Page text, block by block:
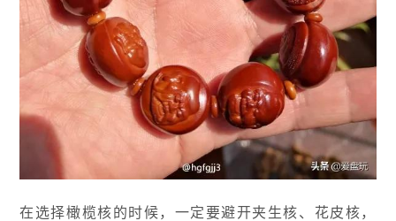
在选择橄榄核的时候，一定要避开夹生核、花皮核，